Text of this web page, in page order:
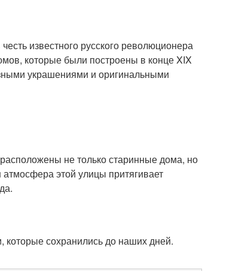
известного русского революционера
которые были построены в конце XIX
украшениями и оригинальными
не только старинные дома, но
этой улицы притягивает
сохранились до наших дней.